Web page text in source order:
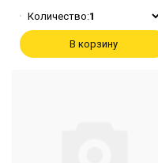
Количество:1
В корзину